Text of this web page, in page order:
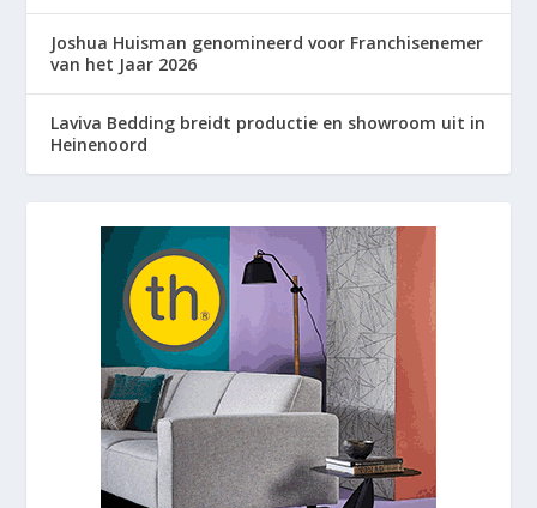
Joshua Huisman genomineerd voor Franchisenemer
van het Jaar 2026
Laviva Bedding breidt productie en showroom uit in
Heinenoord